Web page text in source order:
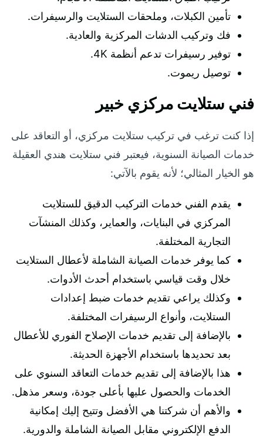
تأمين الكبلات، وملحقات الستلايت والرسيفرات.
فك وتركيب الدشات المركزية والعادية.
توفير رسيفرات تدعم أنظمة 4K.
توصيل ريموت.
فني ستلايت مركزي خبير
إذا كنت ترغب في تركيب ستلايت مركزي، أو التعاقد على
خدمات الصيانة السنوية، فيعتبر فني ستلايت هندي العقيلة
هو الخيار المثالي؛ لأنه يقوم بالآتي:
يقدم الفني خدمات التركيب الدقيق للستلايت
المركزي في البنايات، والعماير، وكذلك المنشآت
التجارية المختلفة.
كما يوفر خدمات الصيانة الشاملة لأعطال الستلايت
خلال وقت قياسي باستخدام أحدث الأدوات.
وكذلك يراعي تقديم خدمات ضبط إعدادات
الستلايت، وأنواع الرسيفرات المختلفة.
بالإضافة إلى تقديم خدمات الإصلاح الفوري للأعطال
بعد تحديدها باستخدام الأجهزة الحديثة.
هذا بالإضافة إلى تقديم خدمات التعاقد السنوي على
الخدمات والحصول عليها بأعلى جودة، وسعر مذهل.
والأهم أن شركتنا هي الأفضل وتتيح إليك إمكانية
الدفع الإلكتروني مقابل الصيانة الشاملة والدورية.